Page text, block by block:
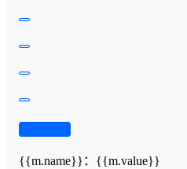
{{m.name}} ： {{m.value}}